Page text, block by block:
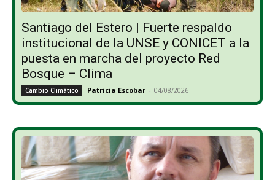
Santiago del Estero | Fuerte respaldo
institucional de la UNSE y CONICET a la
puesta en marcha del proyecto Red
Bosque – Clima
Cambio Climático Patricia Escobar - 04/08/2026